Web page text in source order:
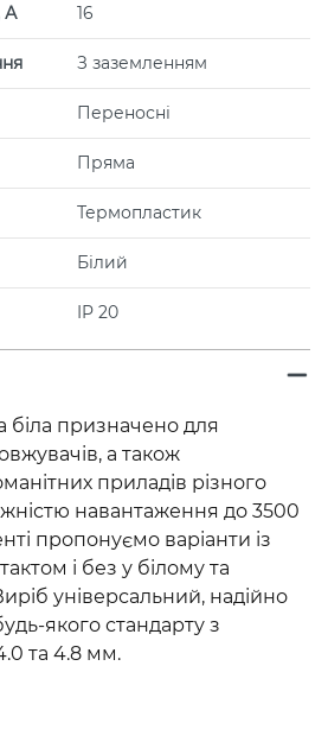
А 16
З заземленням
Переносні
Пряма
Термопластик
Білий
IP 20
біла призначено для
а також
приладів різного
навантаження до 3500
пропонуємо варіанти із
і без у білому та
універсальний, надійно
якого стандарту з
та 4.8 мм.